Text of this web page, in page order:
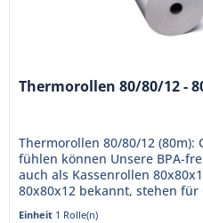
Thermorollen 80/80/12 -
Thermorollen 80/80/12 (80m):
fühlen können Unsere BPA-
auch als Kassenrollen
80x80x12 bekannt, stehen
die Ihr...
Einheit 1 Rolle(n)